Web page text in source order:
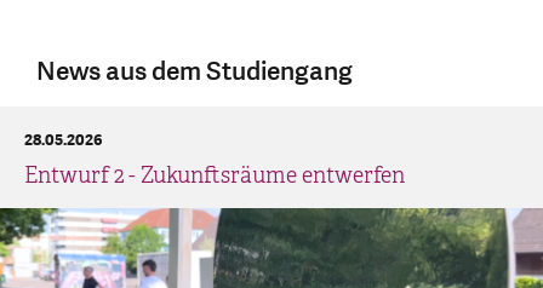
News aus dem Studiengang
Entwurf 2 - Zukunftsräume entwerfen
28.05.2026